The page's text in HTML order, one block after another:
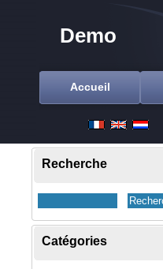
Demo
Accueil
Recherche
Catégories